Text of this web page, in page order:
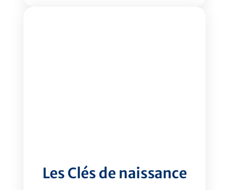
Les Clés de naissance